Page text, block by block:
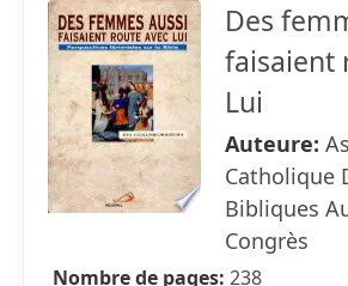
Des
faisaient
Lui
Auteure:
Catholique
Bibliques
Congrès
Nombre de pages: 238